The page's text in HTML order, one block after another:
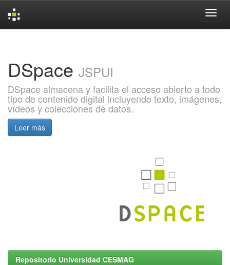
DSpace JSPUI
DSpace almacena y facilita el acceso abierto a todo
tipo de contenido digital incluyendo texto, imágenes,
vídeos y colecciones de datos.
Leer más
Repositorio Universidad CESMAG